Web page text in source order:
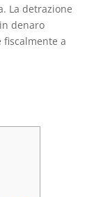
La detrazione
denaro
fiscalmente a